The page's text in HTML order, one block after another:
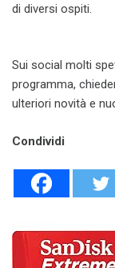
di diversi ospiti.
Sui social molti
programma,
ulteriori novità e
Condividi